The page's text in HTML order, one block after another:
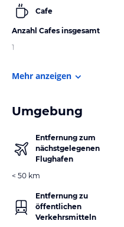
Cafe
Anzahl Cafes insgesamt
1
Mehr anzeigen
Umgebung
Entfernung zum
nächstgelegenen
Flughafen
< 50 km
Entfernung zu
öffentlichen
Verkehrsmitteln